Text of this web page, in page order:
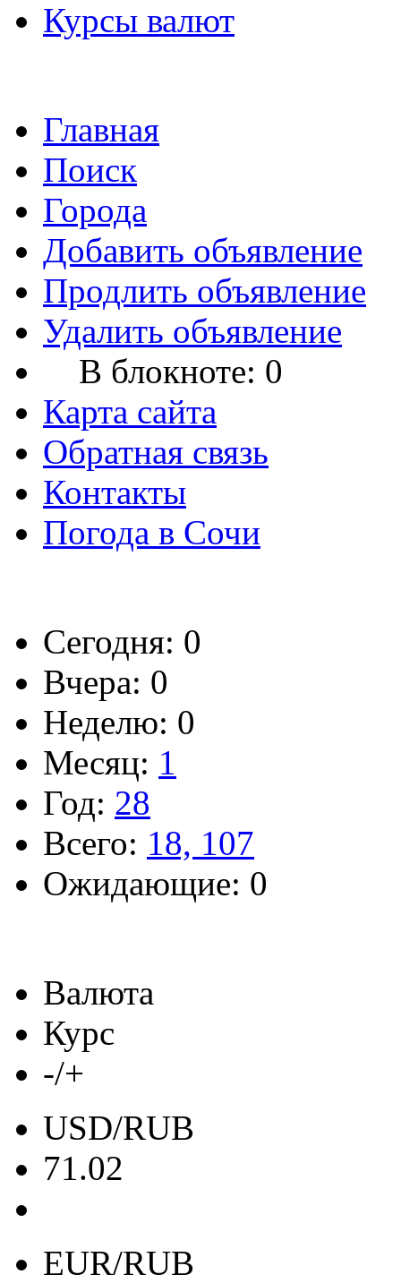
Курсы валют
Главная
Поиск
Города
Добавить объявление
Продлить объявление
Удалить объявление
В блокноте: 0
Карта сайта
Обратная связь
Контакты
Погода в Сочи
Сегодня: 0
Вчера: 0
Неделю: 0
Месяц: 1
Год: 28
Всего: 18, 107
Ожидающие: 0
Валюта
Курс
-/+
USD/RUB
71.02
EUR/RUB